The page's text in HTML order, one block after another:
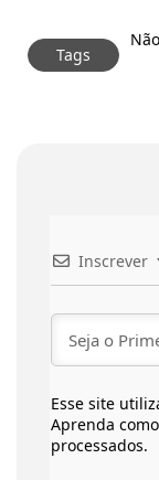
Tags
Inscrever
Esse site
Aprenda
processados.